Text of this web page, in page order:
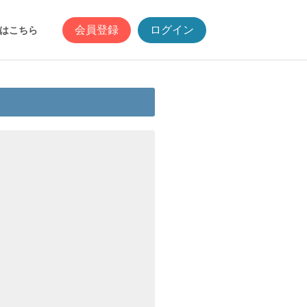
こちら 会員登録 ログイン